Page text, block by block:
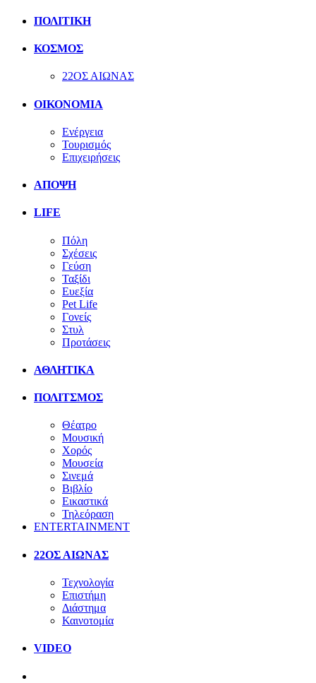
ΠΟΛΙΤΙΚΗ
ΚΟΣΜΟΣ
22ΟΣ ΑΙΩΝΑΣ
ΟΙΚΟΝΟΜΙΑ
Ενέργεια
Τουρισμός
Επιχειρήσεις
ΑΠΟΨΗ
LIFE
Πόλη
Σχέσεις
Γεύση
Ταξίδι
Ευεξία
Pet Life
Γονείς
Στυλ
Προτάσεις
ΑΘΛΗΤΙΚΑ
ΠΟΛΙΤΣΜΟΣ
Θέατρο
Μουσική
Χορός
Μουσεία
Σινεμά
Βιβλίο
Εικαστικά
Τηλεόραση
ENTERTAINMENT
22ΟΣ ΑΙΩΝΑΣ
Τεχνολογία
Επιστήμη
Διάστημα
Καινοτομία
VIDEO